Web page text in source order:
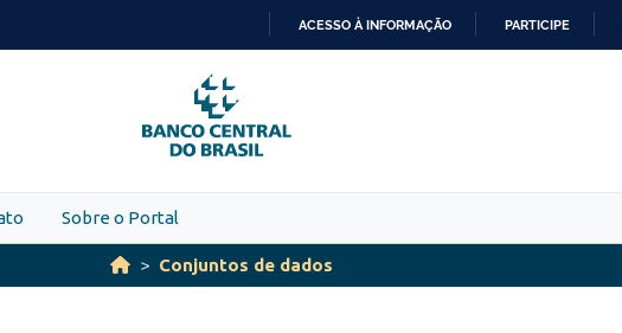
PARA
O
CONTEÚDO
ACESSO À INFORMAÇÃO PARTICIPE
Sobre o Portal
Conjuntos de dados